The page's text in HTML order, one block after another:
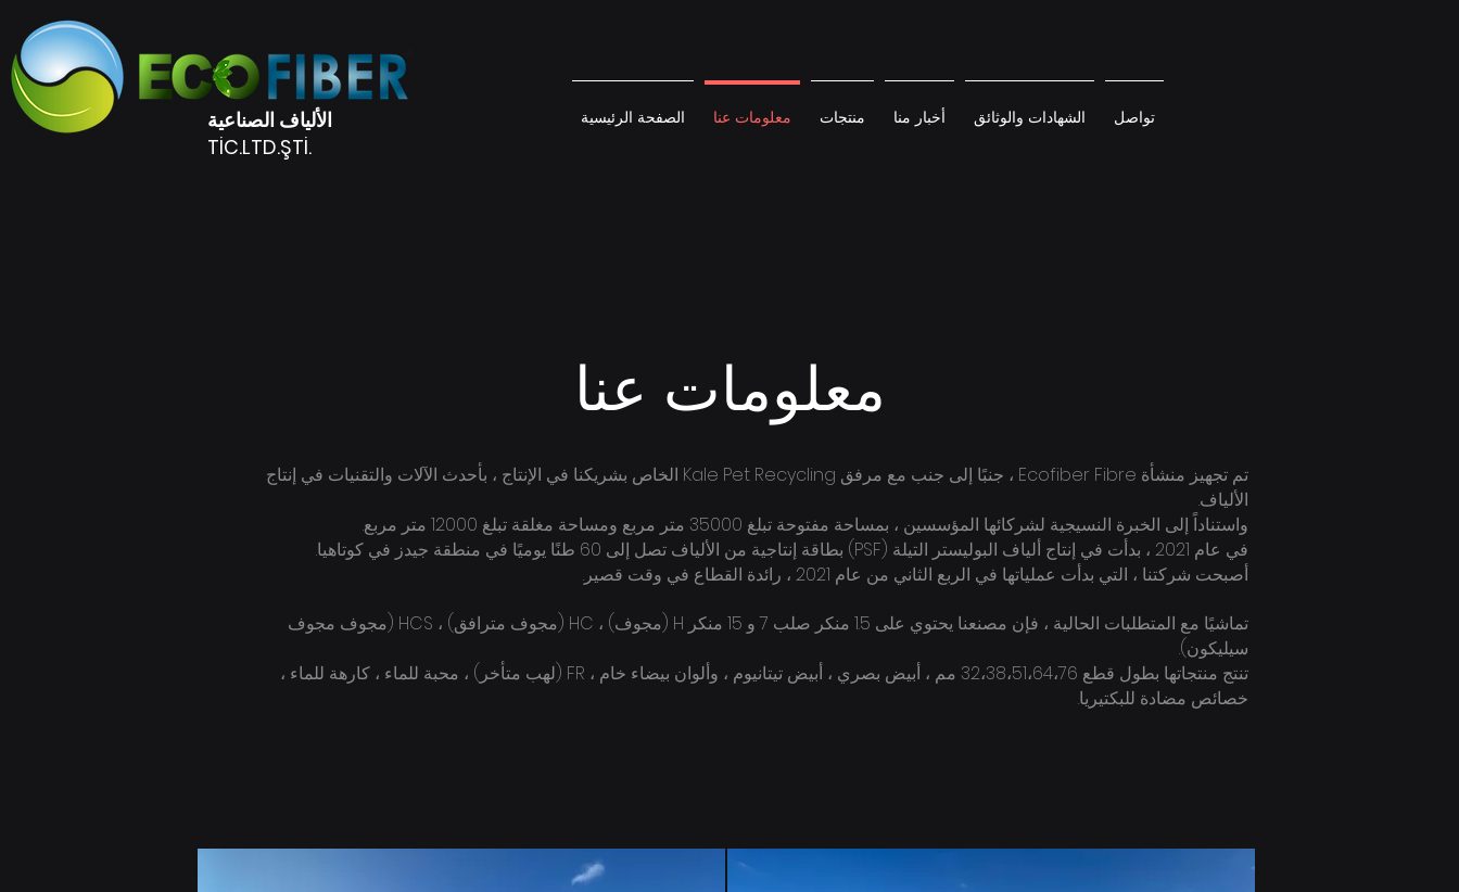
الألياف الصناعية
TİC.LTD.ŞTİ.
الصفحة الرئيسية معلومات عنا منتجات أخبار منا الشهادات والوثائق تواصل
معلومات عنا
تم تجهيز منشأة Ecofiber Fibre ، جنبًا إلى جنب مع مرفق Kale Pet Recycling الخاص بشريكنا في الإنتاج ، بأحدث الآلات والتقنيات في إنتاج
الألياف.
واستناداً إلى الخبرة النسيجية لشركائها المؤسسين ، بمساحة مفتوحة تبلغ 35000 متر مربع ومساحة مغلقة تبلغ 12000 متر مربع.
في عام 2021 ، بدأت في إنتاج ألياف البوليستر التيلة (PSF) بطاقة إنتاجية من الألياف تصل إلى 60 طنًا يوميًا في منطقة جيدز في كوتاهيا.
أصبحت شركتنا ، التي بدأت عملياتها في الربع الثاني من عام 2021 ، رائدة القطاع في وقت قصير.
تماشيًا مع المتطلبات الحالية ، فإن مصنعنا يحتوي على 1.5 منكر صلب 7 و 15 منكر H (مجوف) ، HC (مجوف مترافق) ، HCS (مجوف مجوف
سيليكون).
تنتج منتجاتها بطول قطع 32،38،51،64،76 مم ، أبيض بصري ، أبيض تيتانيوم ، وألوان بيضاء خام ، FR (لهب متأخر) ، محبة للماء ، كارهة للماء ،
خصائص مضادة للبكتيريا.